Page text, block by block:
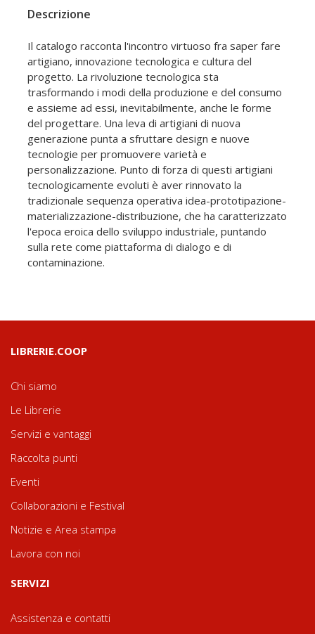
Descrizione
Il catalogo racconta l'incontro virtuoso fra saper fare
artigiano, innovazione tecnologica e cultura del
progetto. La rivoluzione tecnologica sta
trasformando i modi della produzione e del consumo
e assieme ad essi, inevitabilmente, anche le forme
del progettare. Una leva di artigiani di nuova
generazione punta a sfruttare design e nuove
tecnologie per promuovere varietà e
personalizzazione. Punto di forza di questi artigiani
tecnologicamente evoluti è aver rinnovato la
tradizionale sequenza operativa idea-prototipazione-
materializzazione-distribuzione, che ha caratterizzato
l'epoca eroica dello sviluppo industriale, puntando
sulla rete come piattaforma di dialogo e di
contaminazione.
LIBRERIE.COOP
Chi siamo
Le Librerie
Servizi e vantaggi
Raccolta punti
Eventi
Collaborazioni e Festival
Notizie e Area stampa
Lavora con noi
SERVIZI
Assistenza e contatti